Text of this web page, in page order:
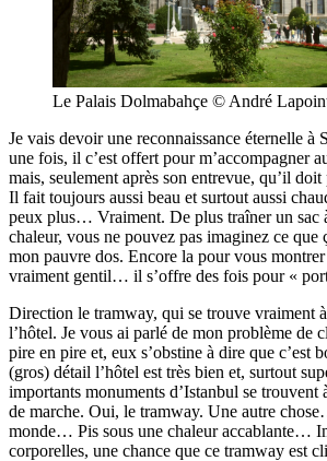
Le Palais Dolmabahçe © André
Je vais devoir une reconnaissance éternelle
une fois, il c’est offert pour m’accompagner
mais, seulement après son entrevue, qu’il doit
Il fait toujours aussi beau et surtout aussi
peux plus… Vraiment. De plus traîner un sac
chaleur, vous ne pouvez pas imaginez ce
mon pauvre dos. Encore la pour vous
vraiment gentil… il s’offre des fois pour «
Direction le tramway, qui se trouve vraiment
l’hôtel. Je vous ai parlé de mon problème de
pire en pire et, eux s’obstine à dire que c’est
(gros) détail l’hôtel est très bien et, surtout
importants monuments d’Istanbul se trouvent
de marche. Oui, le tramway. Une autre
monde… Pis sous une chaleur accablante…
corporelles, une chance que ce tramway est